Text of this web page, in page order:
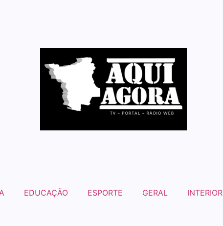
EDUCAÇÃO ESPORTE GERAL INTERIOR